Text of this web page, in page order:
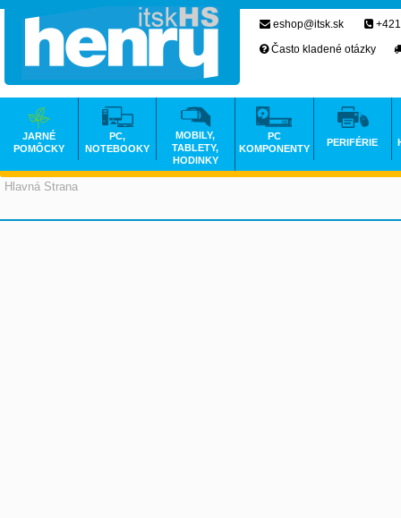
Hlavná Strana
eshop@itsk.sk
Často kladené otázky
JARNÉ
POMÔCKY
PC,
NOTEBOOKY
MOBILY,
TABLETY,
HODINKY
PC
KOMPONENTY
PERIFÉRIE